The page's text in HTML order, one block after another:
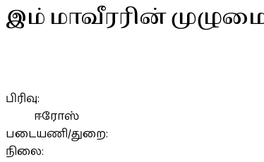
இம் மாவீரரின்
பிரிவு:
ஈரோஸ்
படையணி/துறை:
நிலை: